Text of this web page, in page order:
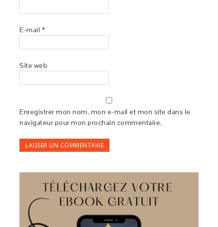
E-mail *
Site web
Enregistrer mon nom, mon e-mail et mon site dans le
navigateur pour mon prochain commentaire.